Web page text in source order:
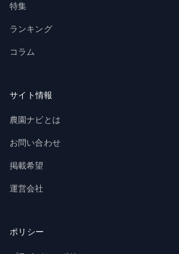
特集
ランキング
コラム
サイト情報
農園ナビとは
お問い合わせ
掲載希望
運営会社
ポリシー